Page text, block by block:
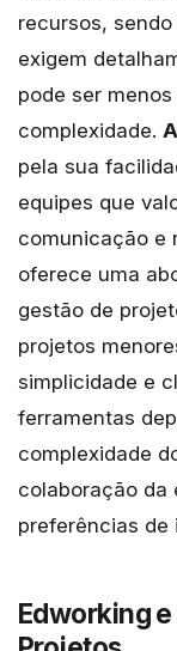
recursos,
exigem
pode ser
complexidade.
pela sua
equipes que
comunicação e
oferece uma
gestão de
projetos
simplicidade e
ferramentas
complexidade
colaboração da
preferências de
Edworking